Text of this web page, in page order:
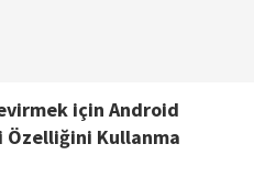
için Android
Özelliğini Kullanma